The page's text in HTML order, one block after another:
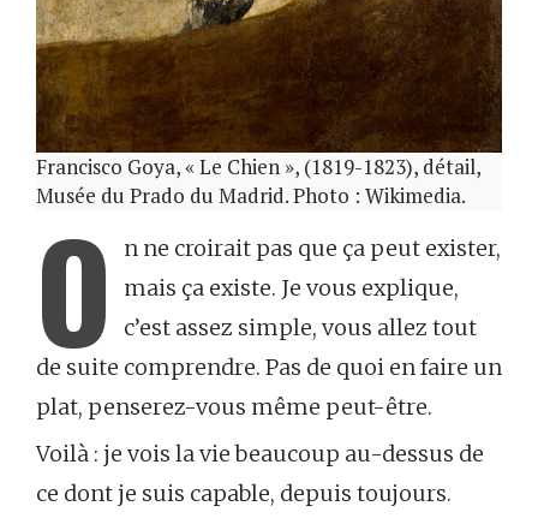
Francisco Goya, « Le Chien », (1819-1823), détail,
Musée du Prado du Madrid. Photo : Wikimedia.
O
n ne croirait pas que ça peut exister,
mais ça existe. Je vous explique,
c’est assez simple, vous allez tout
de suite comprendre. Pas de quoi en faire un
plat, penserez-vous même peut-être.
Voilà : je vois la vie beaucoup au-dessus de
ce dont je suis capable, depuis toujours.